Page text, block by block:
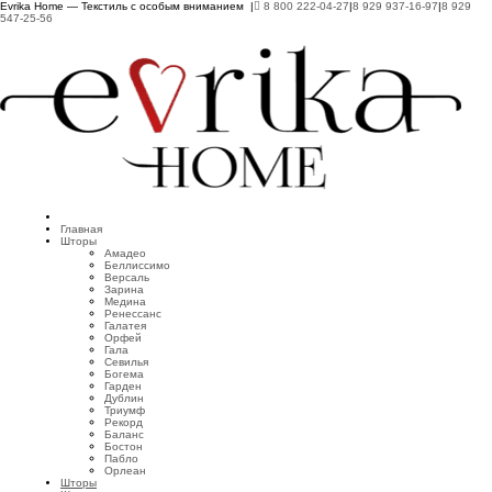
Evrika Home — Текстиль с особым вниманием | 8 800 222-04-27|8 929 937-16-97|8 929
547-25-56
Главная
Шторы
Амадео
Беллиссимо
Версаль
Зарина
Медина
Ренессанс
Галатея
Орфей
Гала
Севилья
Богема
Гарден
Дублин
Триумф
Рекорд
Баланс
Бостон
Пабло
Орлеан
Шторы